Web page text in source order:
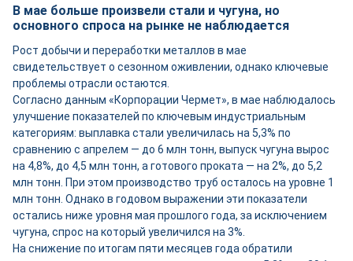
В мае больше произвели стали и чугуна, но
основного спроса на рынке не наблюдается
Рост добычи и переработки металлов в мае
свидетельствует о сезонном оживлении, однако ключевые
проблемы отрасли остаются.
Согласно данным «Корпорации Чермет», в мае наблюдалось
улучшение показателей по ключевым индустриальным
категориям: выплавка стали увеличилась на 5,3% по
сравнению с апрелем — до 6 млн тонн, выпуск чугуна вырос
на 4,8%, до 4,5 млн тонн, а готового проката — на 2%, до 5,2
млн тонн. При этом производство труб осталось на уровне 1
млн тонн. Однако в годовом выражении эти показатели
остались ниже уровня мая прошлого года, за исключением
чугуна, спрос на который увеличился на 3%.
На снижение по итогам пяти месяцев года обратили